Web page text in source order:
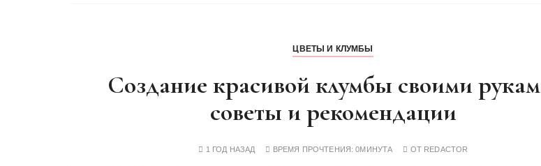
ЦВЕТЫ И КЛУМБЫ
Создание красивой клумбы своими
советы и рекомендации
1 ГОД НАЗАД ВРЕМЯ ПРОЧТЕНИЯ:0МИНУТА ОТ REDACTOR